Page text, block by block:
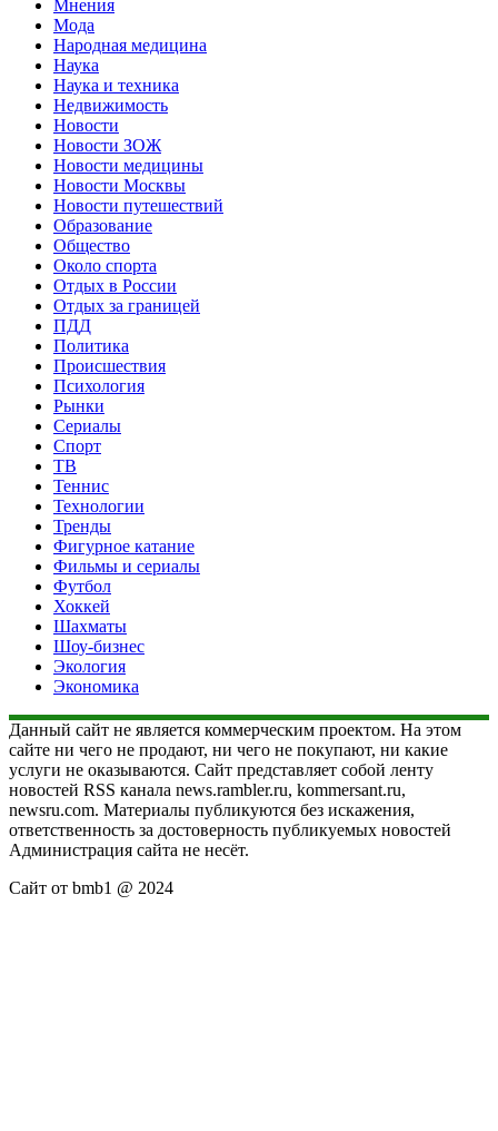
Мнения
Мода
Народная медицина
Наука
Наука и техника
Недвижимость
Новости
Новости ЗОЖ
Новости медицины
Новости Москвы
Новости путешествий
Образование
Общество
Около спорта
Отдых в России
Отдых за границей
ПДД
Политика
Происшествия
Психология
Рынки
Сериалы
Спорт
ТВ
Теннис
Технологии
Тренды
Фигурное катание
Фильмы и сериалы
Футбол
Хоккей
Шахматы
Шоу-бизнес
Экология
Экономика
Данный сайт не является коммерческим проектом. На этом
сайте ни чего не продают, ни чего не покупают, ни какие
услуги не оказываются. Сайт представляет собой ленту
новостей RSS канала news.rambler.ru, kommersant.ru,
newsru.com. Материалы публикуются без искажения,
ответственность за достоверность публикуемых новостей
Администрация сайта не несёт.
Сайт от bmb1 @ 2024